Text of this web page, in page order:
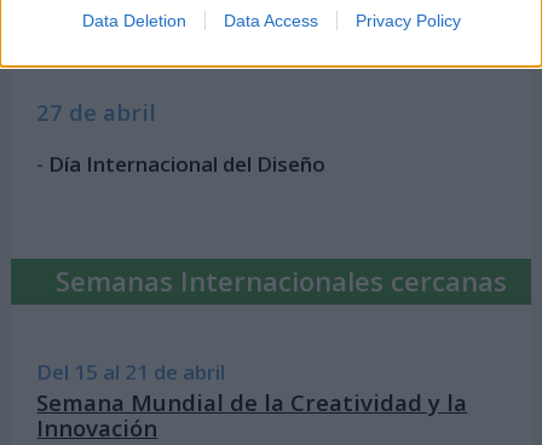
Data Deletion Data Access Privacy Policy
Día Mundial del Matrimonio
-Día de la Visibilidad Lésbica
27 de abril
- Día Internacional del Diseño
Semanas Internacionales cercanas
Del 15 al 21 de abril
Semana Mundial de la Creatividad y la
Innovación